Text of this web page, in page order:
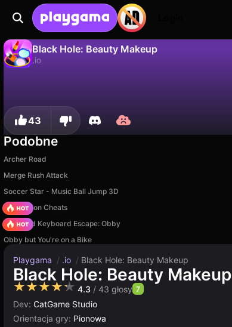
Black Hole: Beauty Makeup
.io
43
Podobne
Archer Road
Merge Rush Attack
Soccer Star - Music Ball Jump 3D
PVZ Fusion Cheats
+1 Speed Keyboard Escape: Obby
Obby but You're on a Bike
Playgama / .io / Black Hole: Beauty Makeup
Black Hole: Beauty Makeup
★★★★★ 4.3 / 43 głosy 7
Dev: CatGame Studio
Orientacja gry: Pionowa